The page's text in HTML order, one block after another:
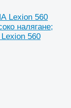
Lexion 560
налягане;
560